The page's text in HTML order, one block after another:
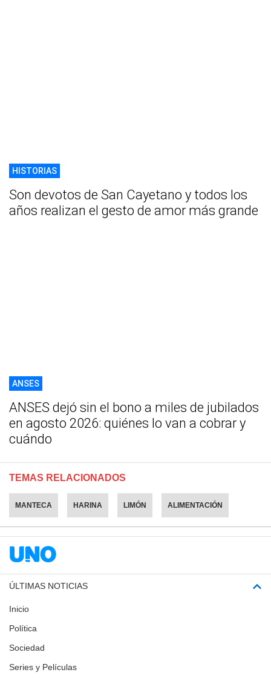
HISTORIAS
Son devotos de San Cayetano y todos los
años realizan el gesto de amor más grande
ANSES
ANSES dejó sin el bono a miles de jubilados
en agosto 2026: quiénes lo van a cobrar y
cuándo
TEMAS RELACIONADOS
MANTECA HARINA LIMÓN ALIMENTACIÓN
ÚLTIMAS NOTICIAS
Inicio
Política
Sociedad
Series y Películas